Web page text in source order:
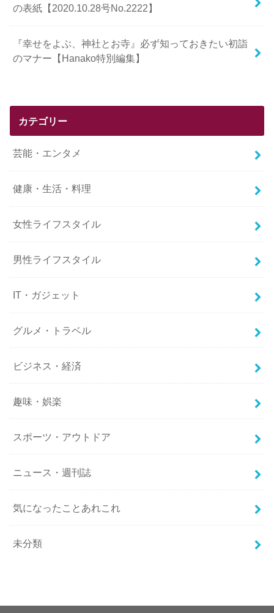
の表紙【2020.10.28号No.2222】
『幸せをよぶ、神社とお寺』必ず知っておきたい初詣
のマナー【Hanako特別編集】
カテゴリー
芸能・エンタメ
健康・生活・料理
女性ライフスタイル
男性ライフスタイル
IT・ガジェット
グルメ・トラベル
ビジネス・経済
趣味・娯楽
スポーツ・アウトドア
ニュース・週刊誌
気になったことあれこれ
未分類